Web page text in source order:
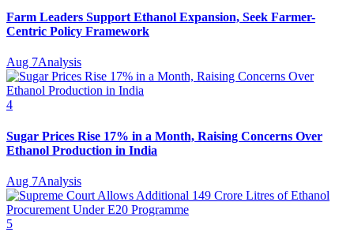
Farm Leaders Support Ethanol Expansion, Seek Farmer-
Centric Policy Framework
Aug 7Analysis
4
Sugar Prices Rise 17% in a Month, Raising Concerns Over
Ethanol Production in India
Aug 7Analysis
5